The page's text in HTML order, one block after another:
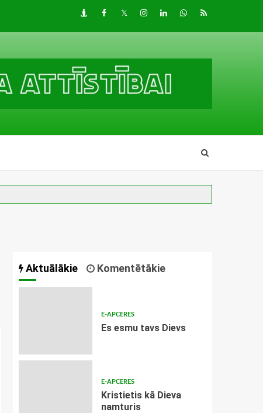
DraugiemFacebook
TwitterInstagram
LinkedInwhatsapp
RSS
Aktuālākie Komentētākie
E-APCERES
Es esmu tavs Dievs
E-APCERES
Kristietis kā Dieva
namturis